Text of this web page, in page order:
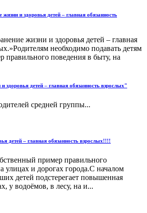
и здоровья детей – главная обязанность
жизни и здоровья детей – главная
необходимо подавать детям
правильного поведения в быту, на
здоровья детей – главная обязанность взрослых"
средней группы...
детей – главная обязанность взрослых!!!!
пример правильного
улицах и дорогах города.С началом
детей подстерегает повышенная
у водоёмов, в лесу, на и...